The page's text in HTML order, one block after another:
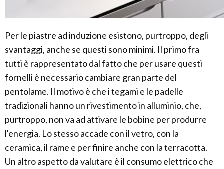
Per le piastre ad induzione esistono, purtroppo, degli
svantaggi, anche se questi sono minimi. Il primo fra
tutti è rappresentato dal fatto che per usare questi
fornelli è necessario cambiare gran parte del
pentolame. Il motivo è che i tegami e le padelle
tradizionali hanno un rivestimento in alluminio, che,
purtroppo, non va ad attivare le bobine per produrre
l'energia. Lo stesso accade con il vetro, con la
ceramica, il rame e per finire anche con la terracotta.
Un altro aspetto da valutare è il consumo elettrico che